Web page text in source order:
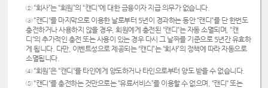
② “회사”는 “회원”의 “캔디“에 대한 금융이자 지급 의무가 없습니다.
③ “캔디“를 마지막으로 이용한 날로부터 5년이 경과하는 동안 “캔디“를 단 한번도
충전하거나 사용하지 않을 경우, 회원에게 충전된 “캔디“는 자동 소멸되며, “캔
디“의 추가적인 충전 또는 사용이 있는 경우 다시 그 날짜를 기준으로 5년간 유효하
게 됩니다. 다만, 이벤트성으로 제공되는 “캔디”는 “회사”의 정책에 따라 자동으로
소멸됩니다.
④ “회원”은 “캔디“를 타인에게 양도하거나 타인으로부터 양도 받을 수 없습니다.
⑤ “캔디“를 충전하는 것만으로는 “유료서비스”를 이용할 수 없으며, “캔디“ 또는